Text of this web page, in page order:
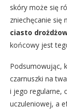
skóry może się
zniechęcanie się
ciasto
końcowy jest
Podsumowując,
czarnuszki na
i jego regularne,
uczuleniowej, a